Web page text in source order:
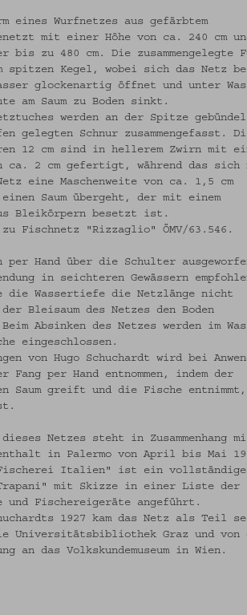
eines Wurfnetzes aus gefärbtem
mit einer Höhe von ca. 240 cm
bis zu 480 cm. Die zusammengelegte
spitzen Kegel, wobei sich das Netz
glockenartig öffnet und unter
am Saum zu Boden sinkt.
werden an der Spitze
gelegten Schnur zusammengefasst.
12 cm sind in hellerem Zwirn mit
ca. 2 cm gefertigt, während das sich
eine Maschenweite von ca. 1,5 cm
Saum übergeht, der mit einem
Bleikörpern besetzt ist.
Fischnetz "Rizzaglio" ÖMV/63.546.
per Hand über die Schulter
in seichteren Gewässern
die Wassertiefe die Netzlänge nicht
Bleisaum des Netzes den Boden
Absinken des Netzes werden im
eingeschlossen.
von Hugo Schuchardt wird bei
Fang per Hand entnommen, indem der
Saum greift und die Fische
Netzes steht in Zusammenhang
in Palermo von April bis Mai
Italien" ist ein
mit Skizze in einer Liste der
und Fischereigeräte angeführt.
1927 kam das Netz als Teil
Universitätsbibliothek Graz und von
an das Volkskundemuseum in Wien.